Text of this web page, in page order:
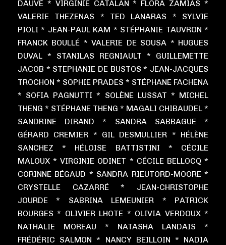
DAUVÉ * VIRGINIE CATALAN * FLORA ZAMIAS *
VALERIE THEZENAS * TED LANARAS * SYLVIE
PIOLI * JEAN-PAUL KAM * STÉPHANIE TAUVRON *
FRANCK BOULLÉ * VALERIE DE SOUSA * HUGUES
DUVAL * STANILAS REGNIAULT * GUILLEMETTE
JACOB * STEPHANIE DE BUSTOS * JEAN-JACQUES
TROCHON * SOPHIE PRADES * STÉPHANE FACHENA
* SOFIA PAGNUTTI * SOLÈNE LUSSAT * MICHEL
THENG * STÉPHANE THENG * MAGALI CHIBAUDEL *
SANDRINE DIRAND * SANDRA SABBAGUE *
GÉRARD CREMIER * GIL DESMULLIER * HÉLÈNE
SANCHEZ * HÉLOISE BATTISTINI * CÉCILE
MALOUX * VIRGINIE ODINET * CÉCILE BELLOCQ *
CORINNE BÉGAUD * SANDRA RIEUTORD-MOORE *
CRYSTELLE CAZARRÉ * JEAN-CHRISTOPHE
JOURDE * SABRINA LEMEUNIER * PATRICK
BOURGES * OLIVIER LHOTE * OLIVIA VERDOUX *
NATHALIE MOREAU * NATASHA LANDAIS *
FRÉDÉRIC SALMON * NANCY BEILLOIN * NADIA